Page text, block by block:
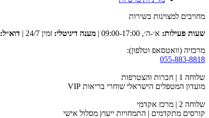
מחויבים למצוינות בשירות
שעות פעילות: א׳-ה׳, 09:00-17:00 | מענה דיגיטלי: זמין 24/7 | דוא״ל:
מרכזיה (וואטסאפ וטלפון):
055-883-8818
שלוחה 1 | חברות והצטרפות
מועדון המטפלים הישראלי שוחרי בריאות VIP
שלוחה 2 | מרכז אקדמי
קורסים מתקדמים | התמחויות ייעוץ מסלול אישי